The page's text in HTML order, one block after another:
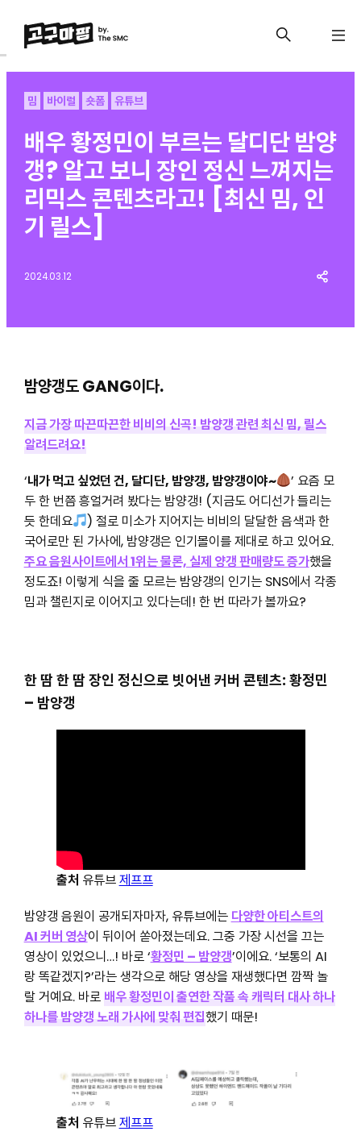
밈 바이럴 숏폼 유튜브
배우 황정민이 부르는 달디단 밤양
갱? 알고 보니 장인 정신 느껴지는
리믹스 콘텐츠라고! [최신 밈, 인
기 릴스]
2024.03.12
밤양갱도 GANG이다.
지금 가장 따끈따끈한 비비의 신곡! 밤양갱 관련 최신 밈, 릴스
알려드려요!
‘내가 먹고 싶었던 건, 달디단, 밤양갱, 밤양갱이야~
’ 요즘 모
두 한 번쯤 흥얼거려 봤다는 밤양갱! (지금도 어디선가 들리는
듯 한데요
) 절로 미소가 지어지는 비비의 달달한 음색과 한
국어로만 된 가사에, 밤양갱은 인기몰이를 제대로 하고 있어요.
주요 음원사이트에서 1위는 물론, 실제 양갱 판매량도 증가했을
정도죠! 이렇게 식을 줄 모르는 밤양갱의 인기는 SNS에서 각종
밈과 챌린지로 이어지고 있다는데! 한 번 따라가 볼까요?
한 땀 한 땀 장인 정신으로 빗어낸 커버 콘텐츠: 황정민
– 밤양갱
출처 유튜브제프프
밤양갱 음원이 공개되자마자, 유튜브에는 다양한 아티스트의
AI 커버 영상이 뒤이어 쏟아졌는데요. 그중 가장 시선을 끄는
영상이 있었으니…! 바로 ‘황정민 – 밤양갱’이에요. ‘보통의 AI
랑 똑같겠지?’라는 생각으로 해당 영상을 재생했다면 깜짝 놀
랄 거예요. 바로배우 황정민이 출연한 작품 속 캐릭터 대사 하나
하나를 밤양갱 노래 가사에 맞춰 편집했기 때문!
출처 유튜브제프프